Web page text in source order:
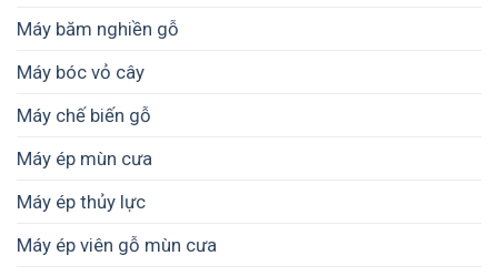
Máy băm nghiền gỗ
Máy bóc vỏ cây
Máy chế biến gỗ
Máy ép mùn cưa
Máy ép thủy lực
Máy ép viên gỗ mùn cưa